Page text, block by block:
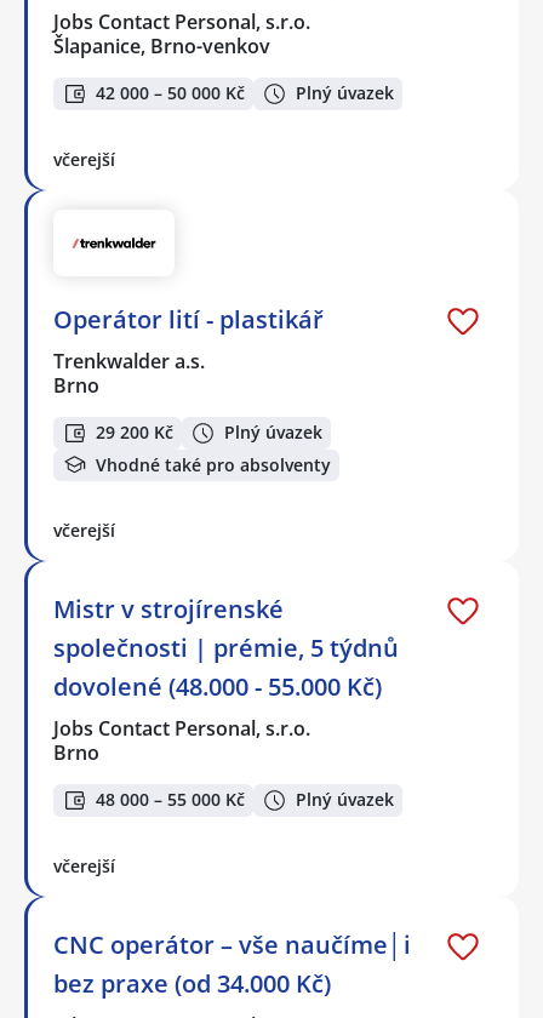
Jobs Contact Personal, s.r.o.
Šlapanice, Brno-venkov
42 000 – 50 000 Kč Plný úvazek
včerejší
Operátor lití - plastikář
Trenkwalder a.s.
Brno
29 200 Kč
Plný úvazek
Vhodné také pro absolventy
včerejší
Mistr v strojírenské
společnosti | prémie, 5 týdnů
dovolené (48.000 - 55.000 Kč)
Jobs Contact Personal, s.r.o.
Brno
48 000 – 55 000 Kč Plný úvazek
včerejší
CNC operátor – vše naučíme│i
bez praxe (od 34.000 Kč)